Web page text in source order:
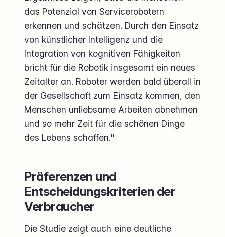
das Potenzial von Servicerobotern
erkennen und schätzen. Durch den Einsatz
von künstlicher Intelligenz und die
Integration von kognitiven Fähigkeiten
bricht für die Robotik insgesamt ein neues
Zeitalter an. Roboter werden bald überall in
der Gesellschaft zum Einsatz kommen, den
Menschen unliebsame Arbeiten abnehmen
und so mehr Zeit für die schönen Dinge
des Lebens schaffen."
Präferenzen und
Entscheidungskriterien der
Verbraucher
Die Studie zeigt auch eine deutliche